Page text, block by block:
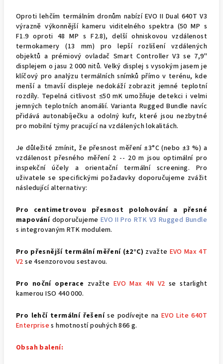
Oproti lehčím termálním dronům nabízí EVO II Dual 640T V3
výrazně výkonnější kameru viditelného spektra (50 MP s
F1.9 oproti 48 MP s F2.8), delší ohniskovou vzdálenost
termokamery (13 mm) pro lepší rozlišení vzdálených
objektů a prémiový ovladač Smart Controller V3 se 7,9"
displejem o jasu 2 000 nitů. Velký displej s vysokým jasem je
klíčový pro analýzu termálních snímků přímo v terénu, kde
menší a tmavší displeje nedokáží zobrazit jemné teplotní
rozdíly. Tepelná citlivost ≤50 mK umožňuje detekci i velmi
jemných teplotních anomálií. Varianta Rugged Bundle navíc
přidává autonabíječku a odolný kufr, které jsou nezbytné
pro mobilní týmy pracující na vzdálených lokalitách.
Je důležité zmínit, že přesnost měření ±3°C (nebo ±3 %) a
vzdálenost přesného měření 2 -- 20 m jsou optimální pro
inspekční účely a orientační termální screening. Pro
uživatele se specifickými požadavky doporučujeme zvážit
následující alternativy:
Pro centimetrovou přesnost polohování a přesné
mapovánídoporučujeme EVO II Pro RTK V3 Rugged Bundle
s integrovaným RTK modulem.
Pro přesnější termální měření (±2°C) zvažte EVO Max 4T
V2 se 4senzorovou sestavou.
Pro noční operace zvažte EVO Max 4N V2 se starlight
kamerou ISO 440 000.
Pro lehčí termální řešeníse podívejte na EVO Lite 640T
Enterprise s hmotností pouhých 866 g.
Obsah balení: